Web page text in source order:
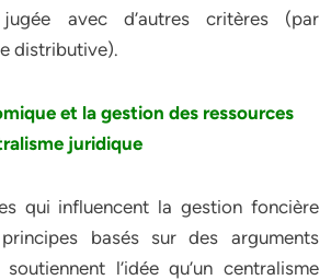
avec d’autres critères (par
distributive).
et la gestion des ressources
juridique
qui influencent la gestion foncière
basés sur des arguments
l’idée qu’un centralisme